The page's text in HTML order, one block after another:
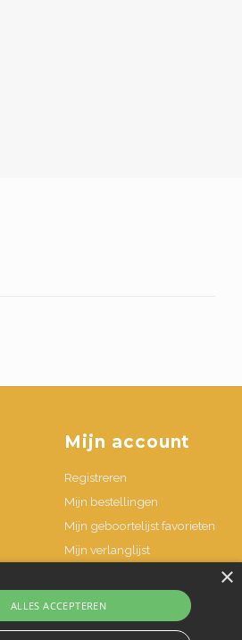
Mijn account
Registreren
Mijn bestellingen
Mijn geboortelijst favorieten
Mijn verlanglijst
×
ALLES ACCEPTEREN